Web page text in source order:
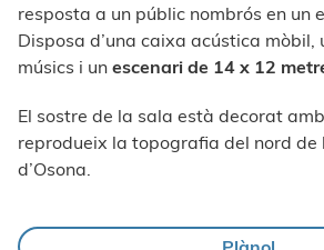
resposta a un públic nombrós en un
Disposa d’una caixa acústica mòbil,
músics i un escenari de 14 x 12
El sostre de la sala està decorat
reprodueix la topografia del nord de
d’Osona.